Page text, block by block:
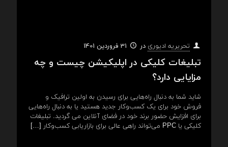
تحریریه ادیوری در 31 فروردین 1401
تبلیغات کلیکی در اپلیکیشن‌ چیست و چه
مزایایی دارد؟
شاید شما به دنبال راه‌هایی برای رسیدن به اولین ترافیک و
فروش خود برای یک کسب‌وکار جدید هستید یا به دنبال راه‌هایی
برای افزایش حضور برند خود در فضای آنلاین می گردید. تبلیغات
کلیکی یا PPC می‌تواند راهی عالی برای بازاریابی کسب‌وکار
[…]